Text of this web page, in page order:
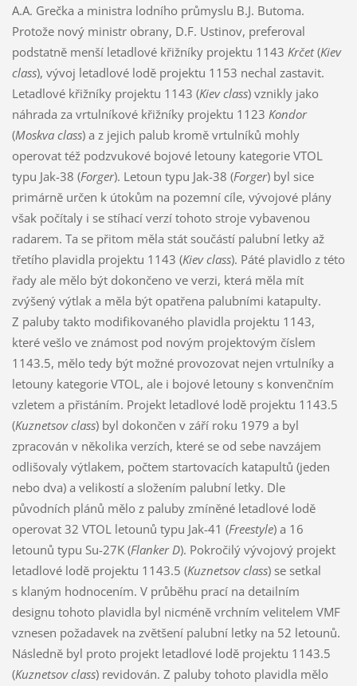
A.A. Grečka a ministra lodního průmyslu B.J. Butoma.
Protože nový ministr obrany, D.F. Ustinov, preferoval
podstatně menší letadlové křižníky projektu 1143 Krčet(Kiev
class), vývoj letadlové lodě projektu 1153 nechal zastavit.
Letadlové křižníky projektu 1143 (Kiev class) vznikly jako
náhrada za vrtulníkové křižníky projektu 1123 Kondor
(Moskva class) a z jejich palub kromě vrtulníků mohly
operovat též podzvukové bojové letouny kategorie VTOL
typu Jak-38 (Forger). Letoun typu Jak-38 (Forger) byl sice
primárně určen k útokům na pozemní cíle, vývojové plány
však počítaly i se stíhací verzí tohoto stroje vybavenou
radarem. Ta se přitom měla stát součástí palubní letky až
třetího plavidla projektu 1143 (Kiev class). Páté plavidlo z této
řady ale mělo být dokončeno ve verzi, která měla mít
zvýšený výtlak a měla být opatřena palubními katapulty.
Z paluby takto modifikovaného plavidla projektu 1143,
které vešlo ve známost pod novým projektovým číslem
1143.5, mělo tedy být možné provozovat nejen vrtulníky a
letouny kategorie VTOL, ale i bojové letouny s konvenčním
vzletem a přistáním. Projekt letadlové lodě projektu 1143.5
(Kuznetsov class) byl dokončen v září roku 1979 a byl
zpracován v několika verzích, které se od sebe navzájem
odlišovaly výtlakem, počtem startovacích katapultů (jeden
nebo dva) a velikostí a složením palubní letky. Dle
původních plánů mělo z paluby zmíněné letadlové lodě
operovat 32 VTOL letounů typu Jak-41 (Freestyle) a 16
letounů typu Su-27K (Flanker D). Pokročilý vývojový projekt
letadlové lodě projektu 1143.5 (Kuznetsov class) se setkal
s klaným hodnocením. V průběhu prací na detailním
designu tohoto plavidla byl nicméně vrchním velitelem VMF
vznesen požadavek na zvětšení palubní letky na 52 letounů.
Následně byl proto projekt letadlové lodě projektu 1143.5
(Kuznetsov class) revidován. Z paluby tohoto plavidla mělo